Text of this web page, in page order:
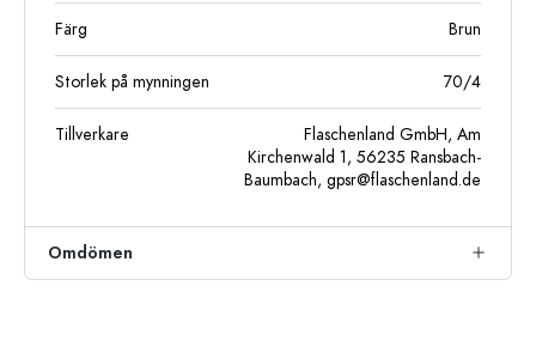
Färg Brun
Storlek på mynningen 70/4
Tillverkare
Flaschenland GmbH, Am
Kirchenwald 1, 56235 Ransbach-
Baumbach, gpsr@flaschenland.de
Omdömen